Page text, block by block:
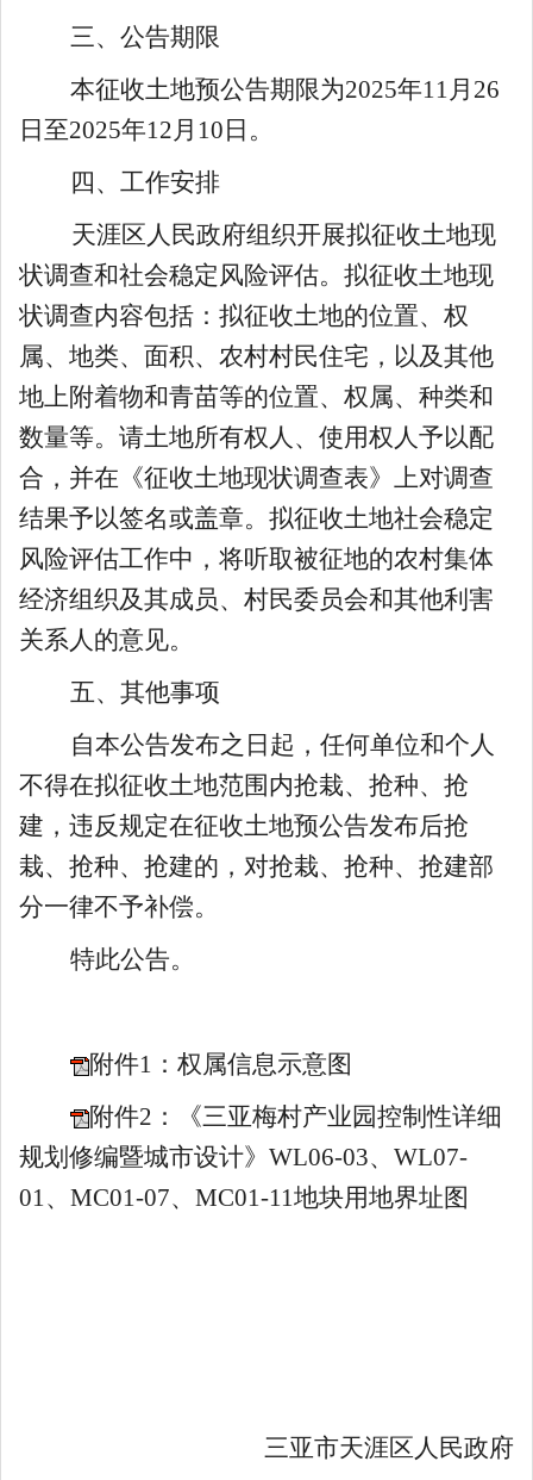
三、公告期限
本征收土地预公告期限为2025年1 1 月 26
日至2025年1 2 月 10 日。
四、工作安排
天涯区人民政府组织开展拟征收土地现
状调查和社会稳定风险评估。 拟征收土地现
状调查内容包括：拟征收土地的位置、权
属、地类、面积、 农村村民住宅 ， 以及其他
地上附着物和青苗等的位置、权属、种类和
数量等。请土地所有权人、使用权人予以配
合，并在《征收土地现状调查表》上对调查
结果予以签名或盖章。拟征收土地社会稳定
风险评估工作中，将听取被征地的农村集体
经济组织及其成员、村民委员会和其他利害
关系人的意见。
五、其他事项
自本公告发布之日起，任何单位和个人
不得在拟征收土地范围内抢栽、抢种、抢
建，违反规定在征收土地预公告发布后抢
栽、抢种、抢建的，对抢栽、抢种、抢建部
分一律不予补偿。
特此公告。
附件1：权属信息示意图
附件2：《三亚梅村产业园控制性详细
规划修编暨城市设计》WL06-03、WL07-
01、MC01-07、MC01-11地块用地界址图
三亚市天涯区人民政府